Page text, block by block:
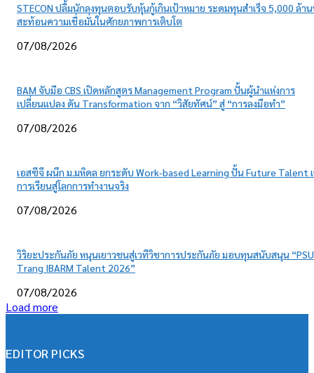
STECON ปลื้มนักลงทุนตอบรับหุ้นกู้เกินเป้าหมาย ระดมทุนสำเร็จ 5,000 ล้า
สะท้อนความเชื่อมั่นในศักยภาพการเติบโต
07/08/2026
BAM จับมือ CBS เปิดหลักสูตร Management Program ปั้นผู้นำแห่งการ
เปลี่ยนแปลง ดัน Transformation จาก “วิสัยทัศน์” สู่ “การลงมือทำ”
07/08/2026
เอสซีจี ผนึก ม.มหิดล ยกระดับ Work-based Learning ปั้น Future Talent
การเรียนสู่โลกการทำงานจริง
07/08/2026
วิริยะประกันภัย หนุนเยาวชนสู่เวทีวิชาการประกันภัย มอบทุนสนับสนุน “PSU
Trang IBARM Talent 2026”
07/08/2026
Load more
EDITOR PICKS